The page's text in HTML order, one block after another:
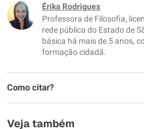
Este conteúdo não tem a
Outro
Érika Rodrigues
Professora de Filosofia,
rede pública do Estado de
básica há mais de 5 anos,
formação cidadã.
Como citar?
Veja também